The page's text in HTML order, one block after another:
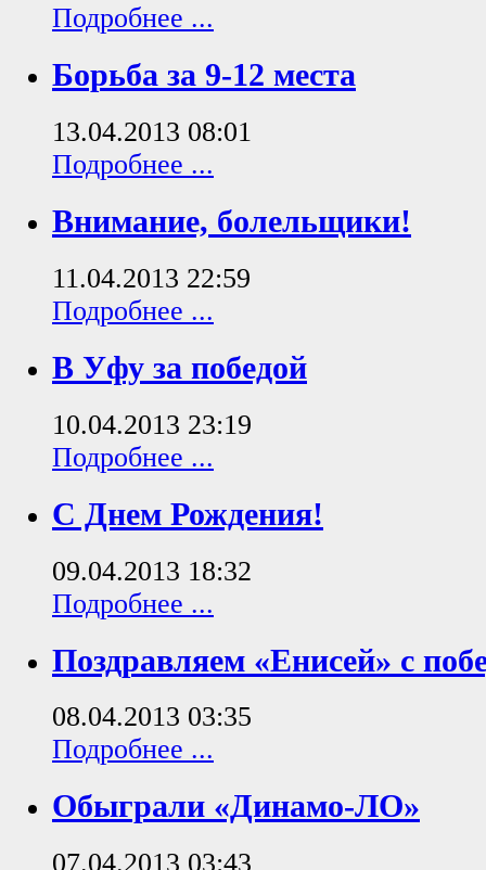
Подробнее ...
Борьба за 9-12 места
13.04.2013 08:01
Подробнее ...
Внимание, болельщики!
11.04.2013 22:59
Подробнее ...
В Уфу за победой
10.04.2013 23:19
Подробнее ...
С Днем Рождения!
09.04.2013 18:32
Подробнее ...
Поздравляем «Енисей» с
08.04.2013 03:35
Подробнее ...
Обыграли «Динамо-ЛО»
07.04.2013 03:43